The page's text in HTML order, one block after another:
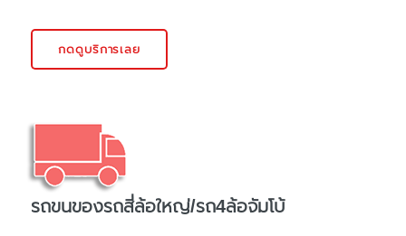
กดดูบริการเลย
รถขนของรถสี่ล้อใหญ่/รถ4ล้อจัมโบ้